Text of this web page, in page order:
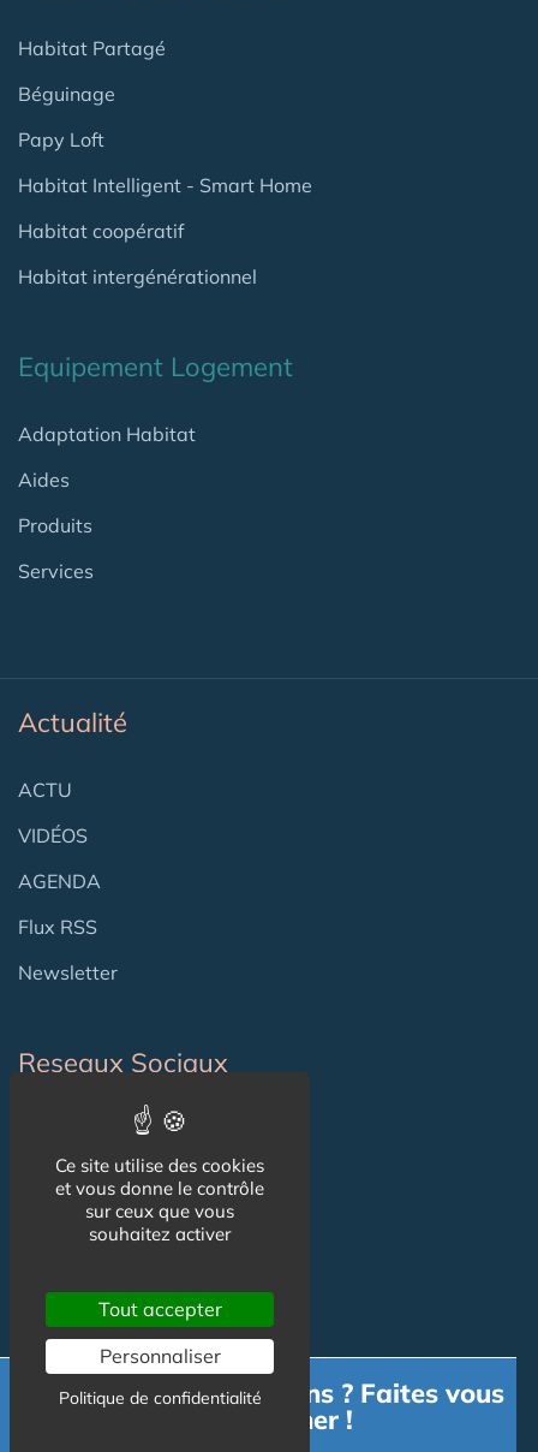
Habitat Partagé
Béguinage
Papy Loft
Habitat Intelligent - Smart Home
Habitat coopératif
Habitat intergénérationnel
Equipement Logement
Adaptation Habitat
Aides
Produits
Services
Actualité
ACTU
VIDÉOS
AGENDA
Flux RSS
Newsletter
Reseaux Sociaux
Informations
Besoin d'informations ? Faites vous
accompagner !
Ce site utilise des cookies
et vous donne le contrôle
sur ceux que vous
souhaitez activer
Tout accepter
Personnaliser
Politique de confidentialité